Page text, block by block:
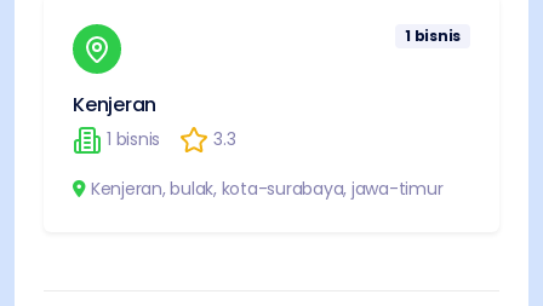
1 bisnis
Kenjeran
1 bisnis 3.3
Kenjeran,bulak, kota-surabaya, jawa-timur